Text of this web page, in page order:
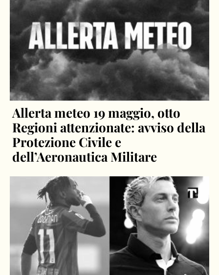
Allerta meteo 19 maggio, otto
Regioni attenzionate: avviso della
Protezione Civile e
dell’Aeronautica Militare